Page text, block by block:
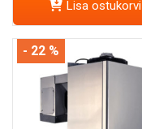
Lisa ostukorvi
- 22 %